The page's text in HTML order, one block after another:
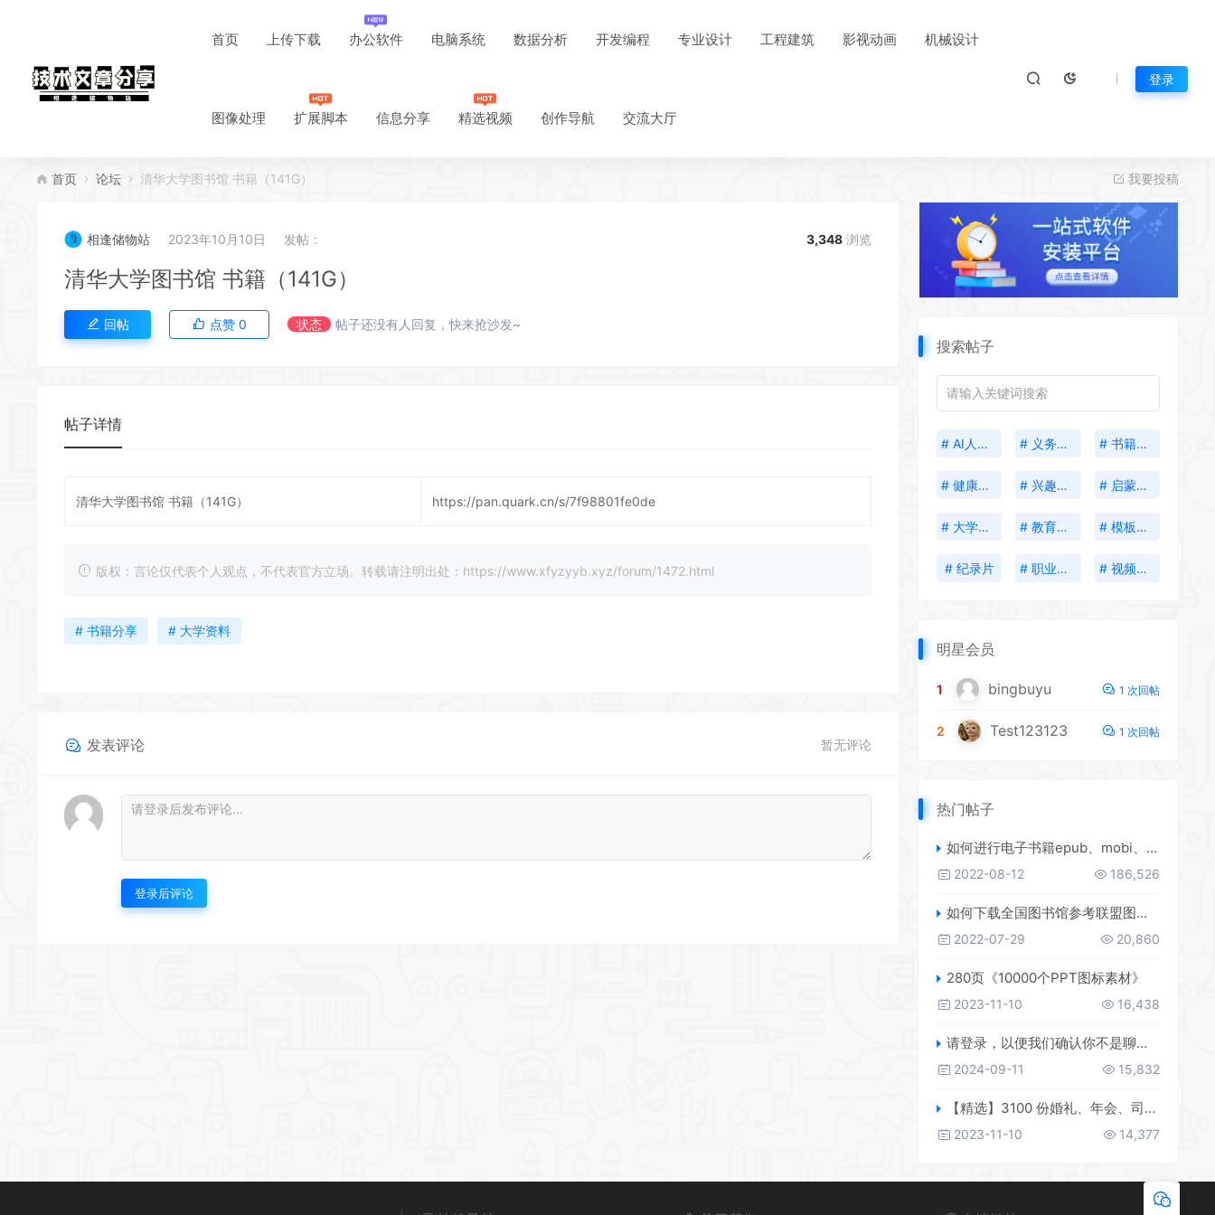
首页 上传下载 办公软件 电脑系统 数据分析 开发编程 专业设计 工程建筑 影视动画 机械设计
图像处理 扩展脚本 信息分享 精选视频 创作导航 交流大厅
登录
首页 论坛 清华大学图书馆 书籍（141G） 我要投稿
相逢储物站 2023年10月10日 发帖： 3,348 浏览
清华大学图书馆 书籍（141G）
回帖 点赞 0 状态 帖子还没有人回复，快来抢沙发~
帖子详情
清华大学图书馆 书籍（141G） https://pan.quark.cn/s/7f98801fe0de
版权：言论仅代表个人观点，不代表官方立场。转载请注明出处：https://www.xfyzyyb.xyz/forum/1472.html
# 书籍分享 # 大学资料
发表评论 暂无评论
登录后评论
搜索帖子
# AI人工智能 # 义务教育 # 书籍分享
# 健康生活 # 兴趣培养 # 启蒙教育
# 大学资料 # 教育考试 # 模板插件
# 纪录片 # 职业发展 # 视频创作
明星会员
1 bingbuyu 1 次回帖
2 Test123123 1 次回帖
热门帖子
如何进行电子书籍epub、mobi、azw3格式互转，附海量电子书籍资源
2022-08-12 186,526
如何下载全国图书馆参考联盟图书？
2022-07-29 20,860
280页《10000个PPT图标素材》
2023-11-10 16,438
请登录，以便我们确认你不是聊天机器人
2024-09-11 15,832
【精选】3100 份婚礼、年会、司仪主持人、台词稿、节日生日、晚会、开场、开场白素材
2023-11-10 14,377